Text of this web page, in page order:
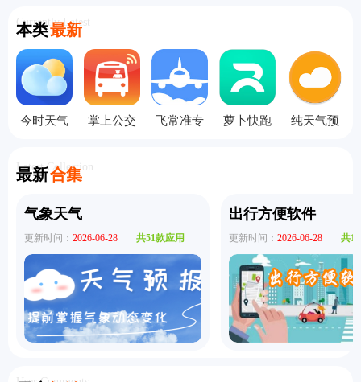
本类最新
Currently Latest
今时天气
掌上公交
飞常准专
萝卜快跑
纯天气预
最新合集
Latest Collection
气象天气
更新时间： 2026-06-28 共51款应用
出行方便软件
更新时间： 2026-06-28 共